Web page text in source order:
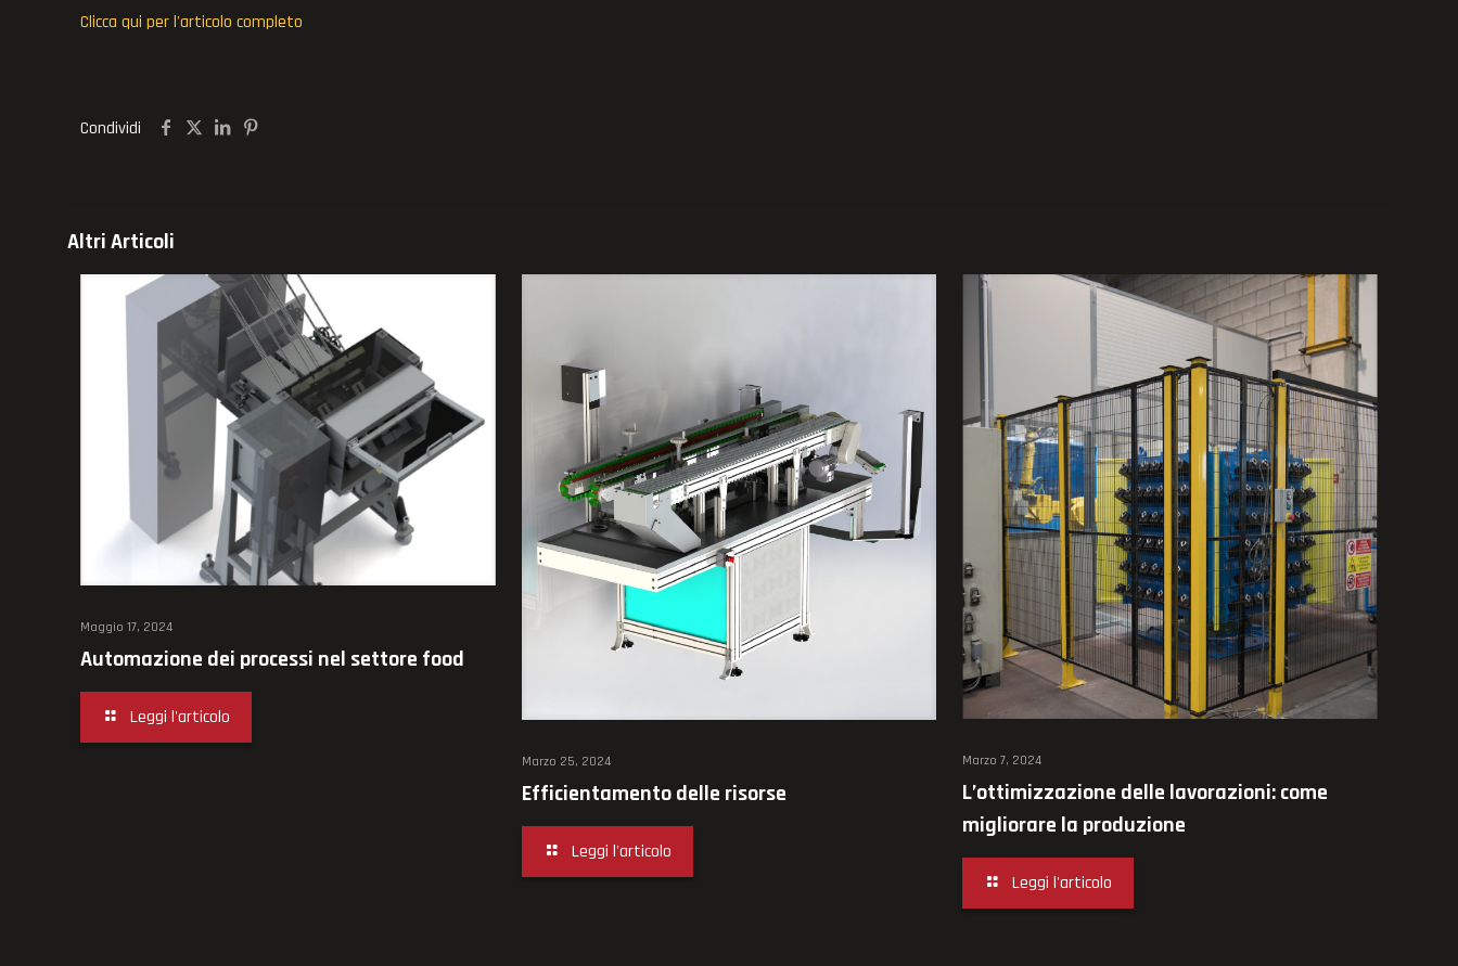
Clicca qui per l'articolo completo
Condividi
Altri Articoli
Maggio 17, 2024
Automazione dei processi nel settore food
Leggi l'articolo
Marzo 25, 2024
Efficientamento delle risorse
Leggi l'articolo
Marzo 7, 2024
L’ottimizzazione delle lavorazioni: come
migliorare la produzione
Leggi l'articolo